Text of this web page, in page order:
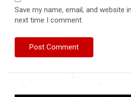
Save my name, email, and website
next time I comment.